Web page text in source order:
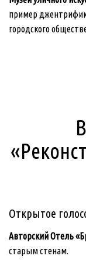
пример
городского
Открытое
Авторский Отель
старым стенам.